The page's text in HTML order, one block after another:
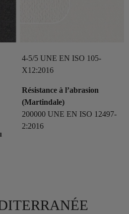
4-5/5 UNE EN ISO 105-
X12:2016
Résistance à l’abrasion
(Martindale)
200000 UNE EN ISO 12497-
2:2016